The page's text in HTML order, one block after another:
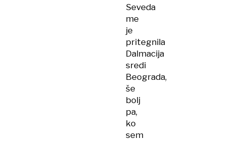
Seveda
me
je
pritegnila
Dalmacija
sredi
Beograda,
še
bolj
pa,
ko
sem